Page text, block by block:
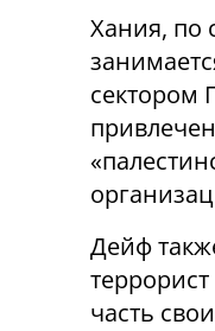
Хания, по
сектором
Дейф
часть